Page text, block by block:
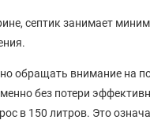
септик занимает
обращать внимание на
без потери
в 150 литров. Это